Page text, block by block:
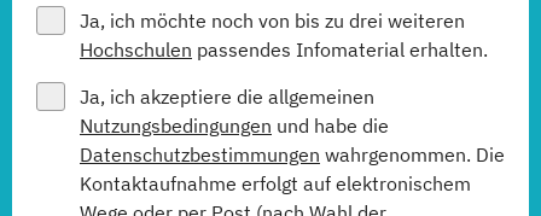
Ja, ich möchte noch von bis zu drei weiteren
Hochschulen passendes Infomaterial erhalten.
Ja, ich akzeptiere die allgemeinen
Nutzungsbedingungen und habe die
Datenschutzbestimmungen wahrgenommen. Die
Kontaktaufnahme erfolgt auf elektronischem